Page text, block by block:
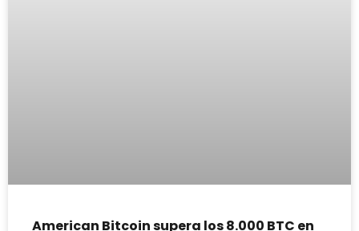
American Bitcoin supera los 8.000 BTC en